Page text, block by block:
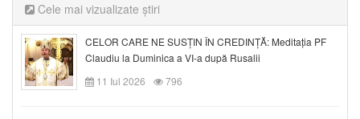
Cele mai vizualizate știri
CELOR CARE NE SUSȚIN ÎN CREDINȚĂ: Meditația PF
Claudiu la Duminica a VI-a după Rusalii
11 Iul 2026
796